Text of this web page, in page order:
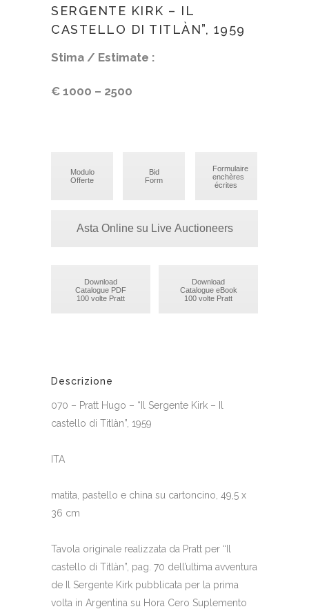
SERGENTE KIRK – IL
CASTELLO DI TITLÀN”, 1959
Stima / Estimate :
€ 1000 – 2500
Modulo
Offerte
Bid
Form
Formulaire
enchères
écrites
Asta Online su Live Auctioneers
Download
Catalogue PDF
100 volte Pratt
Download
Catalogue eBook
100 volte Pratt
Descrizione
070 – Pratt Hugo – “Il Sergente Kirk – Il
castello di Titlàn”, 1959
ITA
matita, pastello e china su cartoncino, 49,5 x
36 cm
Tavola originale realizzata da Pratt per “Il
castello di Titlàn”, pag. 70 dell’ultima avventura
de Il Sergente Kirk pubblicata per la prima
volta in Argentina su Hora Cero Suplemento